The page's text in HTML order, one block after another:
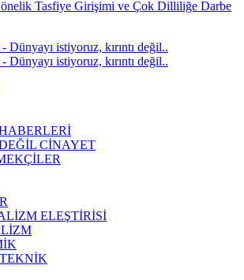
Tasfiye Girişimi ve Çok Dilliliğe Darbe
CİNAYET
ELEŞTİRİSİ